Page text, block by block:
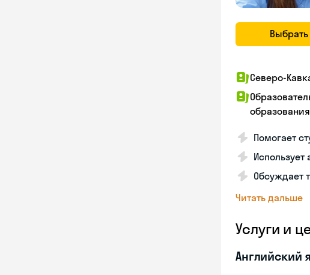
Северо-
образования
Помогает
Обсуждает
Читать дальше
Услуги и
Английский